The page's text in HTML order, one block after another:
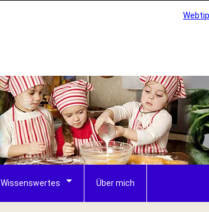
Wissenswertes Über mich